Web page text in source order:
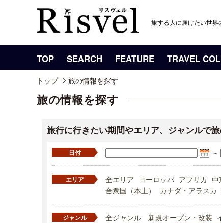
旅する人に届けたい世界
TOP SEARCH FEATURE TRAVEL
トップ 旅の情報を探す
旅の情報を探す
旅行に行きたい期間やエリア、ジャンルで
日付 ～
エリア 全エリア ヨーロッパ アフリカ 中
合衆国（本土）
カナダ・アラスカ
ジャンル 全ジャンル 新規オープン・改装